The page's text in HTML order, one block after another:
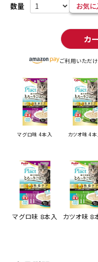
お気に
カ
ご利用いただけ
マグロ味 4本入 カツオ味 4
マグロ味 8本入 カツオ味 8